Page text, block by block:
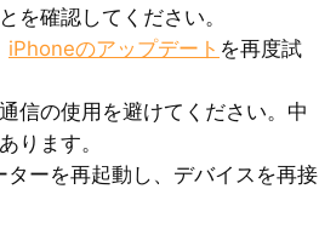
を確認してください。
iPhoneのアップデート を再度試
信の使用を避けてください。中
ります。
ーを再起動し、デバイスを再接